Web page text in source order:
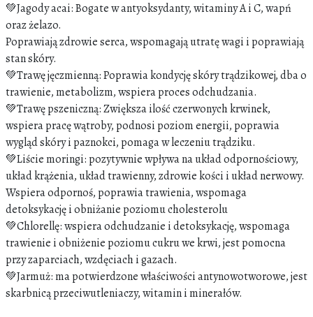
💚Jagody acai: Bogate w antyoksydanty, witaminy A i C, wapń
oraz żelazo.
Poprawiają zdrowie serca, wspomagają utratę wagi i poprawiają
stan skóry.
💚Trawę jęczmienną: Poprawia kondycję skóry trądzikowej, dba o
trawienie, metabolizm, wspiera proces odchudzania.
💚Trawę pszeniczną: Zwiększa ilość czerwonych krwinek,
wspiera pracę wątroby, podnosi poziom energii, poprawia
wygląd skóry i paznokci, pomaga w leczeniu trądziku.
💚Liście moringi: pozytywnie wpływa na układ odpornościowy,
układ krążenia, układ trawienny, zdrowie kości i układ nerwowy.
Wspiera odpornoś, poprawia trawienia, wspomaga
detoksykację i obniżanie poziomu cholesterolu
💚Chlorellę: wspiera odchudzanie i detoksykację, wspomaga
trawienie i obniżenie poziomu cukru we krwi, jest pomocna
przy zaparciach, wzdęciach i gazach.
💚Jarmuż: ma potwierdzone właściwości antynowotworowe, jest
skarbnicą przeciwutleniaczy, witamin i minerałów.